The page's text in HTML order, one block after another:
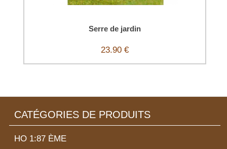
Serre de jardin
23.90 €
CATÉGORIES DE PRODUITS
HO 1:87 ÈME